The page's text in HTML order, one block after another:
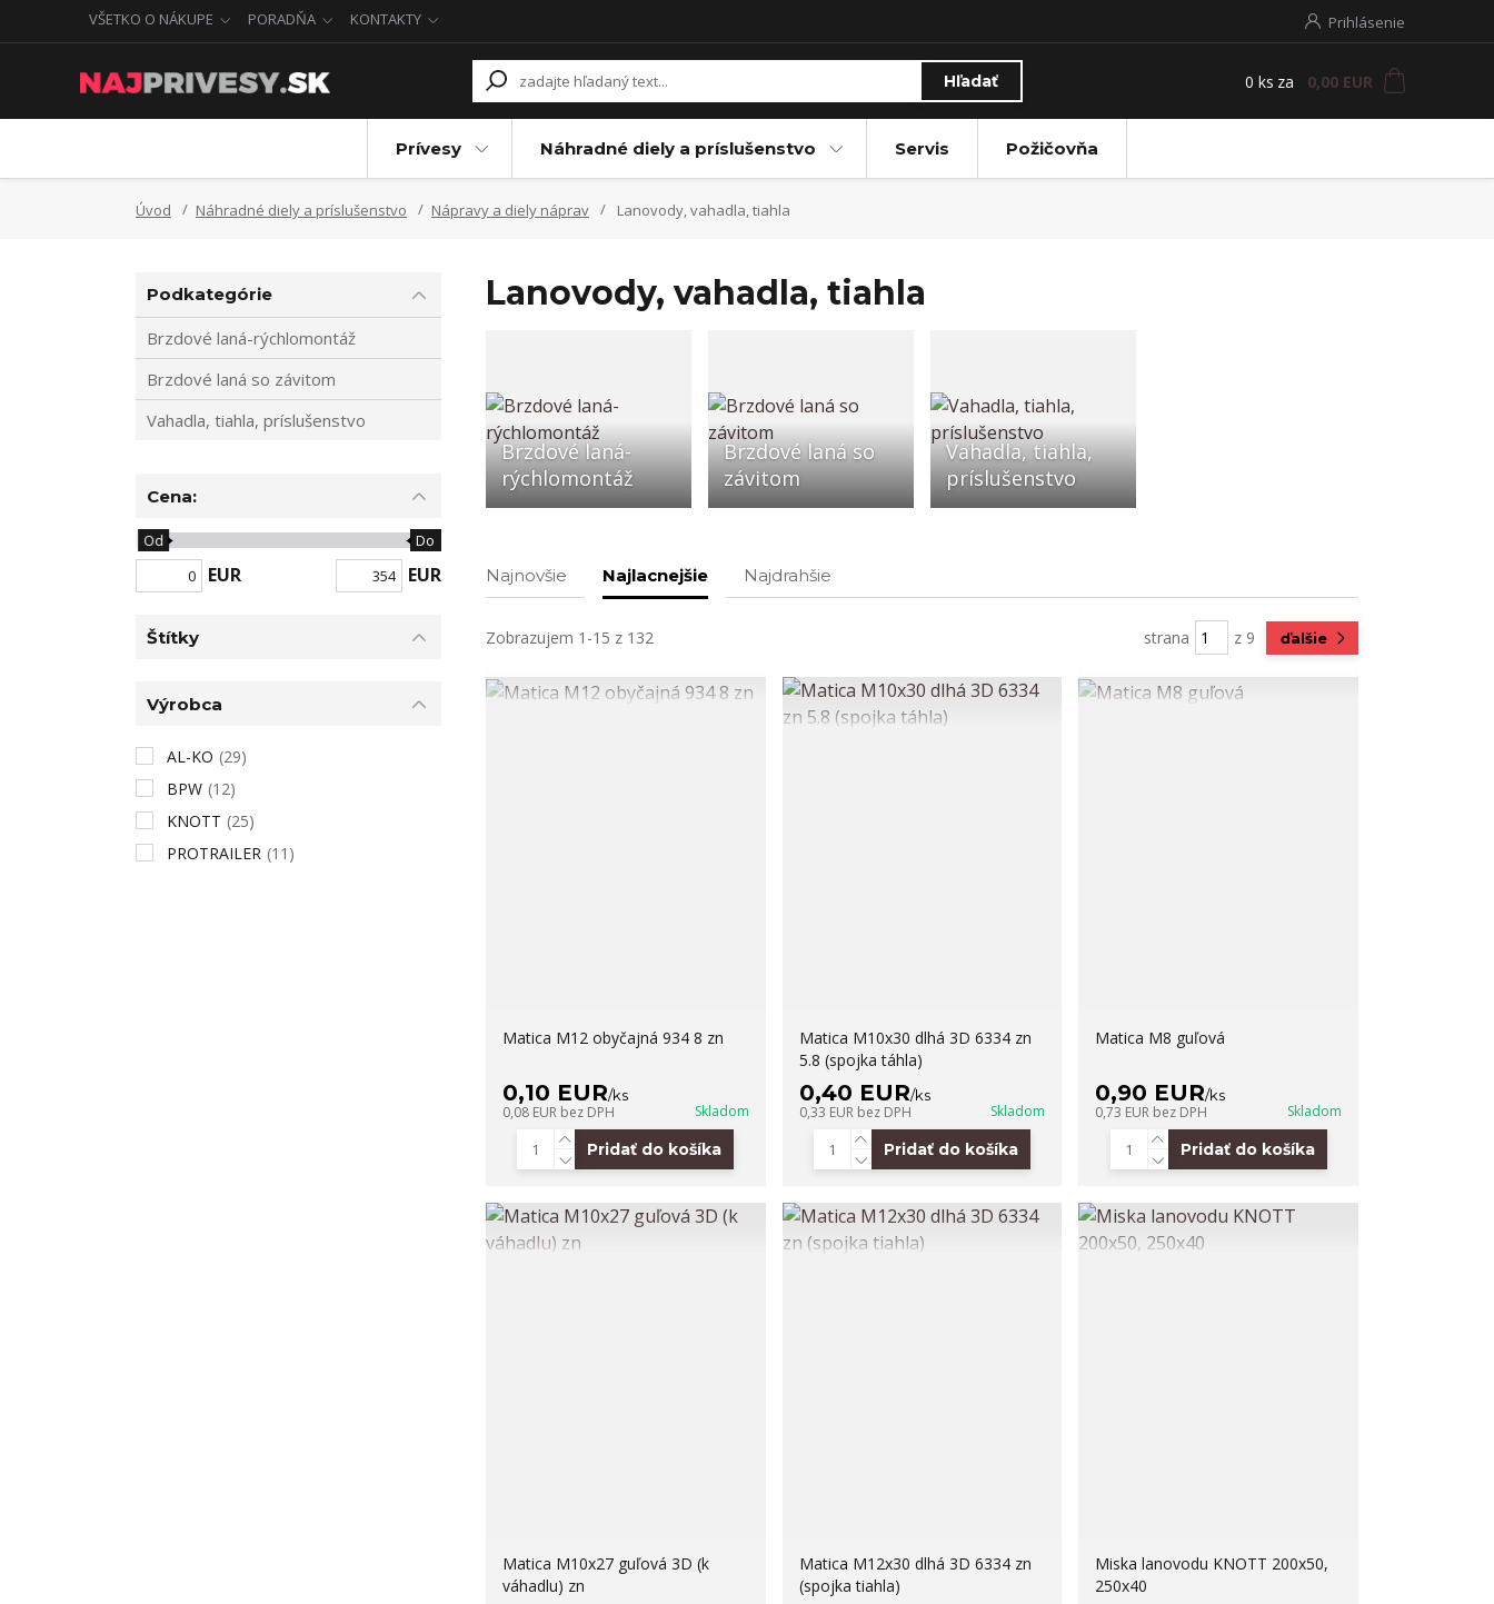
VŠETKO O NÁKUPE PORADŇA KONTAKTY Prihlásenie
Hľadať 0 ks za 0,00 EUR
Prívesy Náhradné diely a príslušenstvo Servis Požičovňa
Úvod Náhradné diely a príslušenstvo Nápravy a diely náprav Lanovody, vahadla, tiahla
Lanovody, vahadla, tiahla
Brzdové laná-
rýchlomontáž
Brzdové laná so
závitom
Vahadla, tiahla,
príslušenstvo
Najnovšie Najlacnejšie Najdrahšie
Zobrazujem 1-15 z 132 strana z 9 ďalšie
Matica M12 obyčajná 934 8 zn
0,10 EUR/ks
0,08 EUR bez DPH Skladom
Pridať do košíka
Matica M10x30 dlhá 3D 6334 zn
5.8 (spojka táhla)
0,40 EUR/ks
0,33 EUR bez DPH Skladom
Pridať do košíka
Matica M8 guľová
0,90 EUR/ks
0,73 EUR bez DPH Skladom
Pridať do košíka
Matica M10x27 guľová 3D (k
váhadlu) zn
Matica M12x30 dlhá 3D 6334 zn
(spojka tiahla)
Miska lanovodu KNOTT 200x50,
250x40
Podkategórie
Brzdové laná-rýchlomontáž
Brzdové laná so závitom
Vahadla, tiahla, príslušenstvo
Cena:
EUR
Od Do
EUR
Štítky
Výrobca
AL-KO (29)
BPW (12)
KNOTT (25)
PROTRAILER (11)